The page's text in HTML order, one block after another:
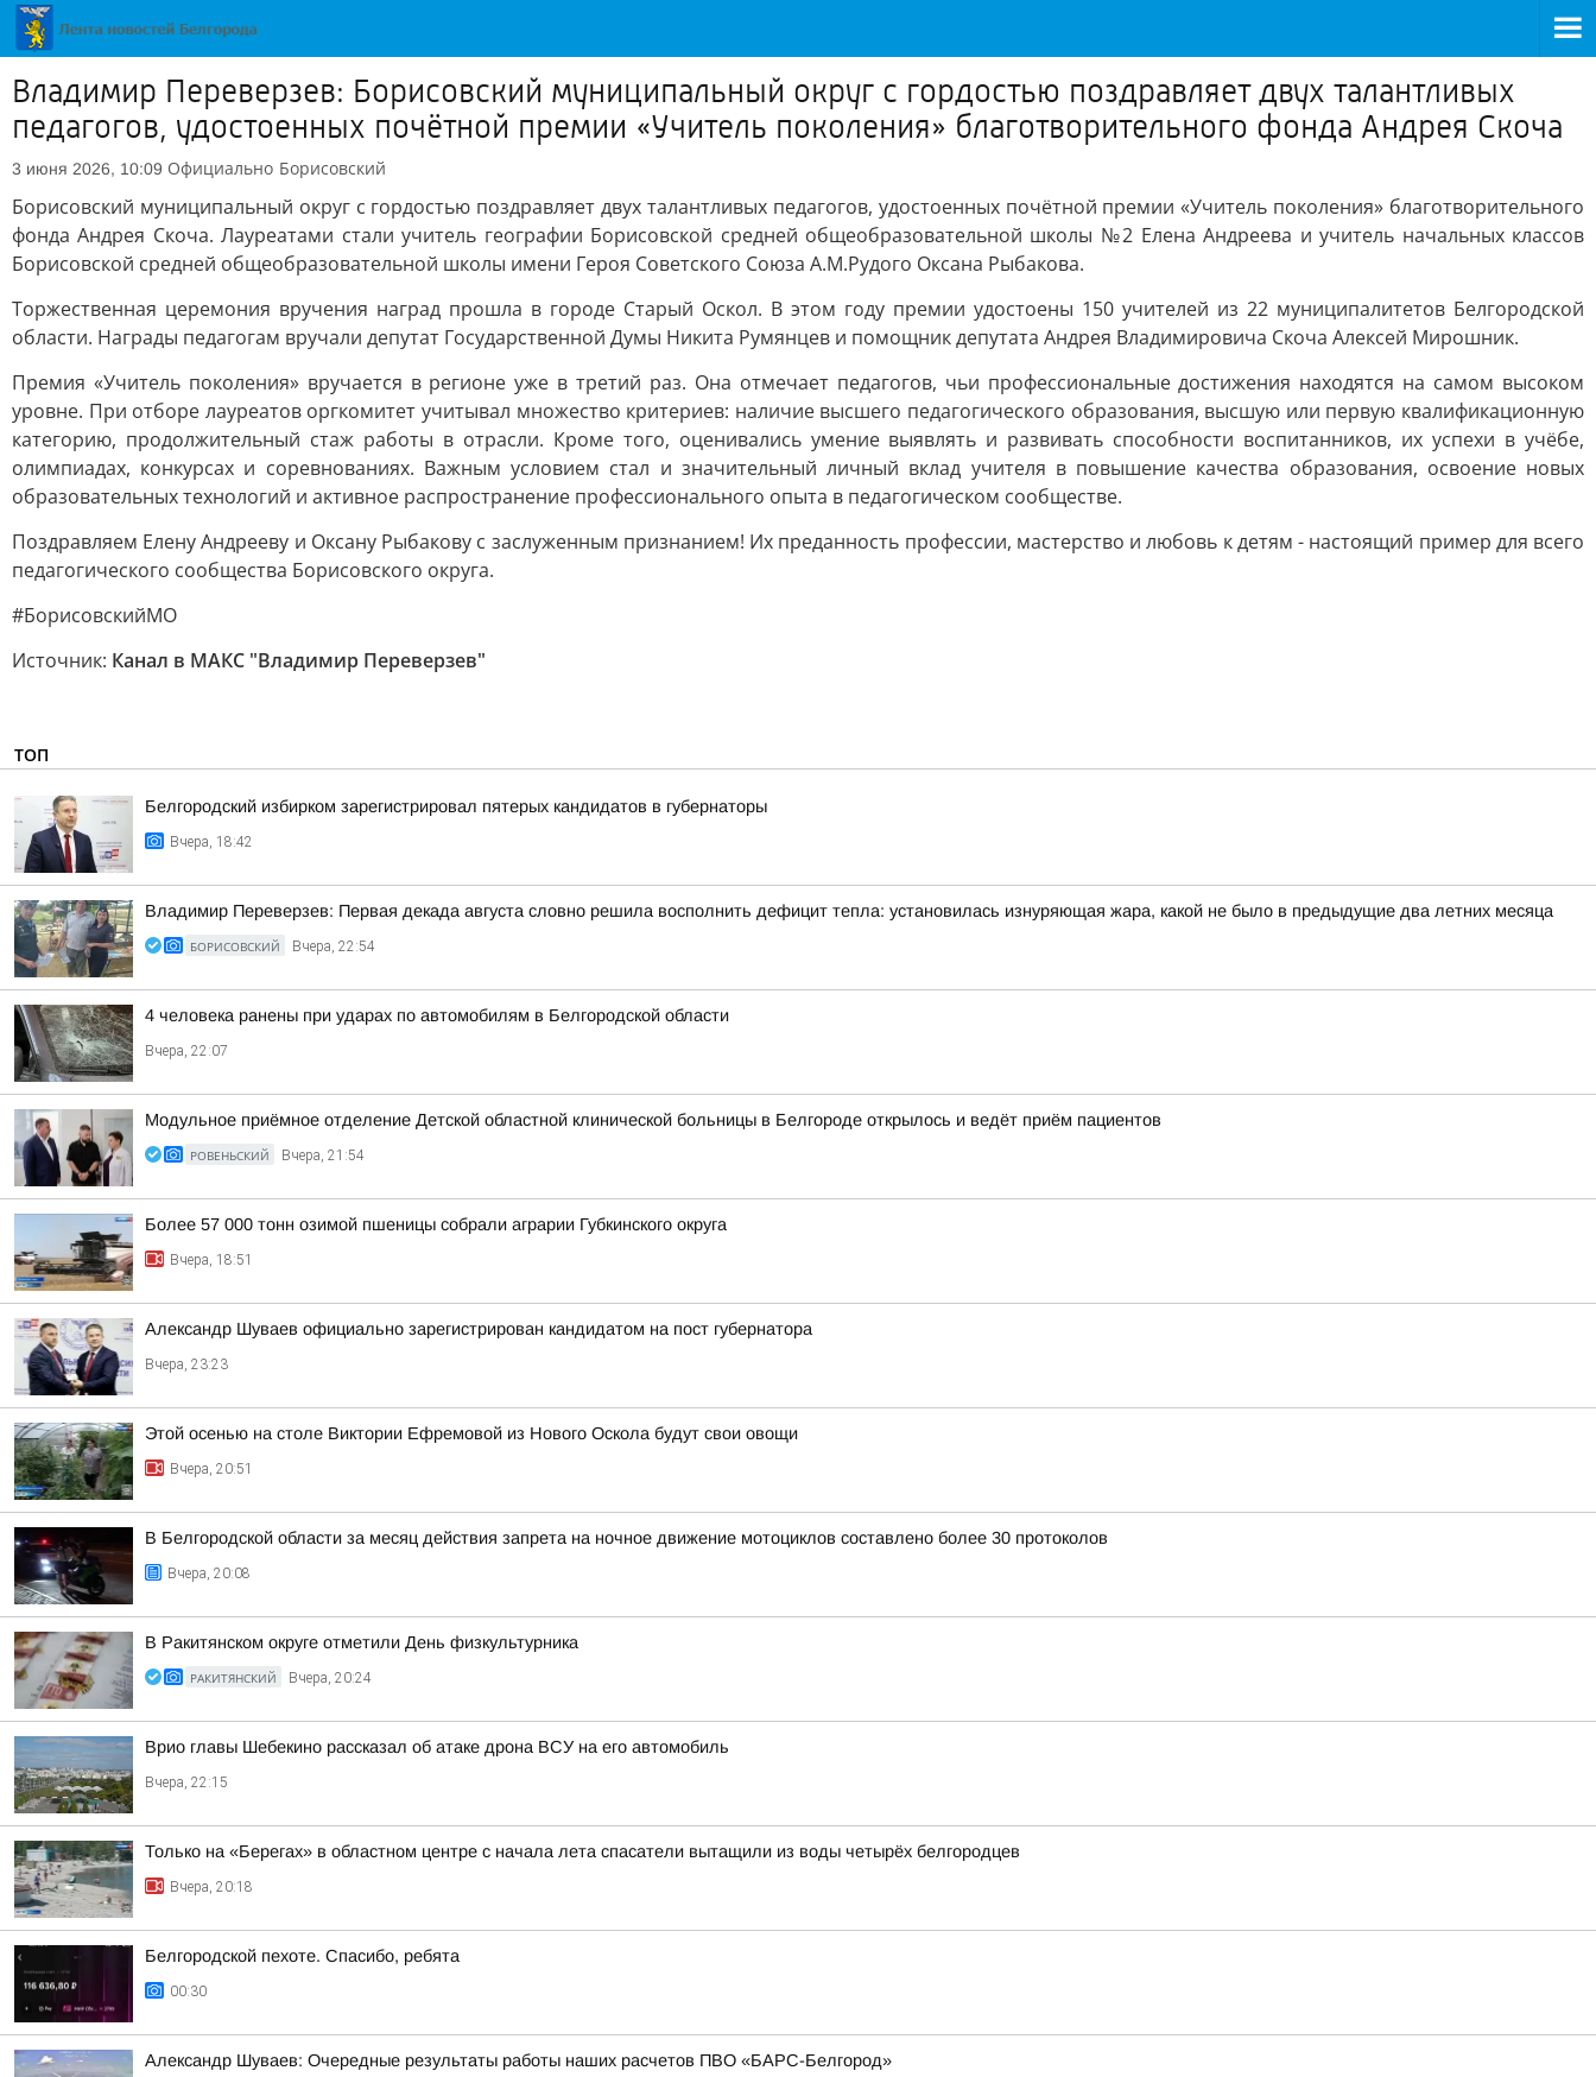
Владимир Переверзев: Борисовский муниципальный округ с гордостью поздравляет двух талантливых
педагогов, удостоенных почётной премии «Учитель поколения» благотворительного фонда Андрея Скоча
3 июня 2026, 10:09 Официально Борисовский
Борисовский муниципальный округ с гордостью поздравляет двух талантливых педагогов, удостоенных почётной премии «Учитель поколения» благотворительного
фонда Андрея Скоча. Лауреатами стали учитель географии Борисовской средней общеобразовательной школы №2 Елена Андреева и учитель начальных классов
Борисовской средней общеобразовательной школы имени Героя Советского Союза А.М.Рудого Оксана Рыбакова.
Торжественная церемония вручения наград прошла в городе Старый Оскол. В этом году премии удостоены 150 учителей из 22 муниципалитетов Белгородской
области. Награды педагогам вручали депутат Государственной Думы Никита Румянцев и помощник депутата Андрея Владимировича Скоча Алексей Мирошник.
Премия «Учитель поколения» вручается в регионе уже в третий раз. Она отмечает педагогов, чьи профессиональные достижения находятся на самом высоком
уровне. При отборе лауреатов оргкомитет учитывал множество критериев: наличие высшего педагогического образования, высшую или первую квалификационную
категорию, продолжительный стаж работы в отрасли. Кроме того, оценивались умение выявлять и развивать способности воспитанников, их успехи в учёбе,
олимпиадах, конкурсах и соревнованиях. Важным условием стал и значительный личный вклад учителя в повышение качества образования, освоение новых
образовательных технологий и активное распространение профессионального опыта в педагогическом сообществе.
Поздравляем Елену Андрееву и Оксану Рыбакову с заслуженным признанием! Их преданность профессии, мастерство и любовь к детям - настоящий пример для всего
педагогического сообщества Борисовского округа.
#БорисовскийМО
Источник: Канал в МАКС "Владимир Переверзев"
ТОП
Белгородский избирком зарегистрировал пятерых кандидатов в губернаторы
Вчера, 18:42
Владимир Переверзев: Первая декада августа словно решила восполнить дефицит тепла: установилась изнуряющая жара, какой не было в предыдущие два летних месяца
БОРИСОВСКИЙ Вчера, 22:54
4 человека ранены при ударах по автомобилям в Белгородской области
Вчера, 22:07
Модульное приёмное отделение Детской областной клинической больницы в Белгороде открылось и ведёт приём пациентов
РОВЕНЬСКИЙ Вчера, 21:54
Более 57 000 тонн озимой пшеницы собрали аграрии Губкинского округа
Вчера, 18:51
Александр Шуваев официально зарегистрирован кандидатом на пост губернатора
Вчера, 23:23
Этой осенью на столе Виктории Ефремовой из Нового Оскола будут свои овощи
Вчера, 20:51
В Белгородской области за месяц действия запрета на ночное движение мотоциклов составлено более 30 протоколов
Вчера, 20:08
В Ракитянском округе отметили День физкультурника
РАКИТЯНСКИЙ Вчера, 20:24
Врио главы Шебекино рассказал об атаке дрона ВСУ на его автомобиль
Вчера, 22:15
Только на «Берегах» в областном центре с начала лета спасатели вытащили из воды четырёх белгородцев
Вчера, 20:18
Белгородской пехоте. Спасибо, ребята
00:30
Александр Шуваев: Очередные результаты работы наших расчетов ПВО «БАРС-Белгород»